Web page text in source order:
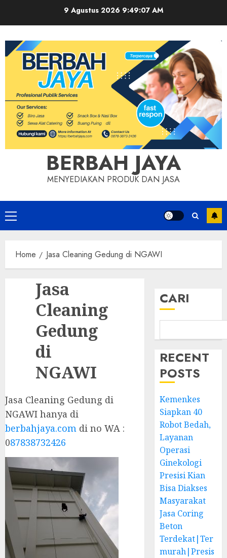
9 Agustus 2026 9:49:08 AM
BERBAH JAYA
MENYEDIAKAN PRODUK DAN JASA
Primary
Menu
Home Jasa Cleaning Gedung di NGAWI
Jasa
Cleaning
Gedung
di
NGAWI
Jasa Cleaning Gedung di
NGAWI hanya di
berbahjaya.com di no WA :
087838732426
CARI
RECENT
POSTS
Kemenkes
Siapkan 40
Robot Bedah,
Layanan
Operasi
Ginekologi
Presisi Kian
Bisa Diakses
Masyarakat
Jasa Coring
Beton
Terdekat|Ter
murah|Presis